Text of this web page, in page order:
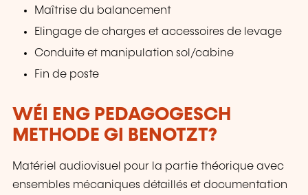
Maîtrise du balancement
Elingage de charges et accessoires de levage
Conduite et manipulation sol/cabine
Fin de poste
WÉI ENG PEDAGOGESCH
METHODE GI BENOTZT?
Matériel audiovisuel pour la partie théorique avec
ensembles mécaniques détaillés et documentation